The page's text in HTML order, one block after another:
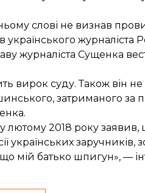
слові не визнав
українського
журналіста Сущенка
вирок суду. Також він
, затриманого за
.
2018 року заявив,
українських заручників,
мій батько шпигун», —